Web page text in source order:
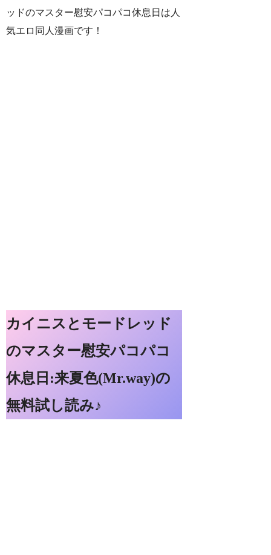
ッドのマスター慰安パコパコ休息日は人
気エロ同人漫画です！
カイニスとモードレッド
のマスター慰安パコパコ
休息日:来夏色(Mr.way)の
無料試し読み♪